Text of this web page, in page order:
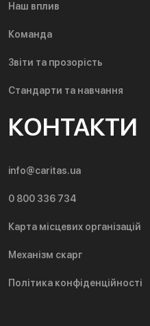
Наш вплив
Команда
Звіти та прозорість
Стандарти та навчання
КОНТАКТИ
info@caritas.ua
0 800 336 734
Карта місцевих організацій
Механізм скарг
Політика конфіденційності